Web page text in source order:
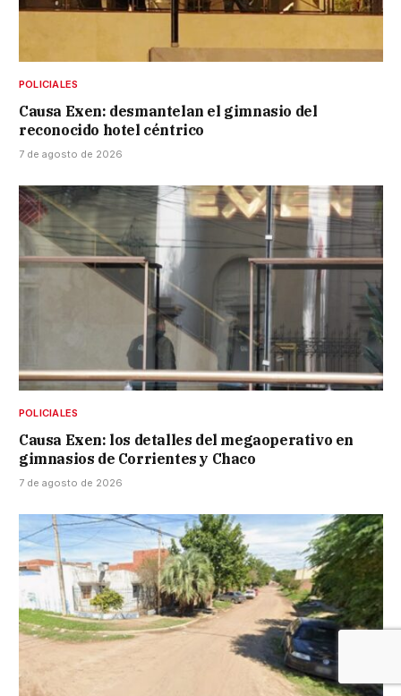
POLICIALES
Causa Exen: desmantelan el gimnasio del
reconocido hotel céntrico
7 de agosto de 2026
POLICIALES
Causa Exen: los detalles del megaoperativo en
gimnasios de Corrientes y Chaco
7 de agosto de 2026